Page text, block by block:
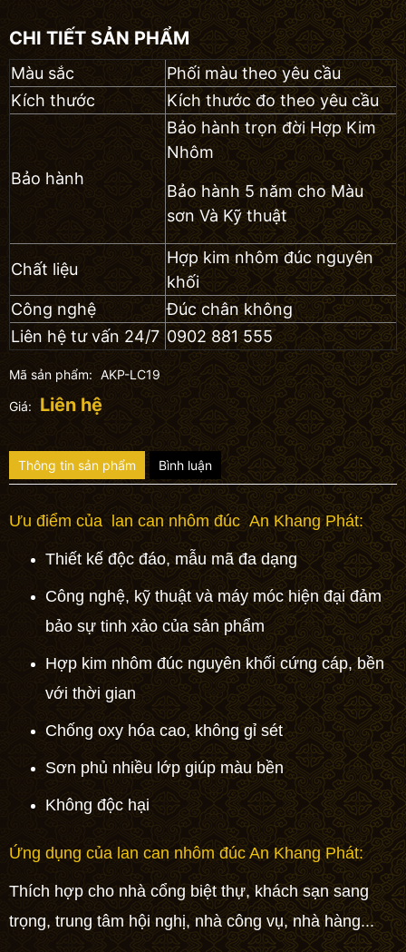
CHI TIẾT SẢN PHẨM
Màu sắc
Phối màu theo yêu cầu
Kích thước
Kích thước đo theo yêu cầu
Bảo hành
Bảo hành trọn đời Hợp Kim
Nhôm
Bảo hành 5 năm cho Màu
sơn Và Kỹ thuật
Chất liệu
Hợp kim nhôm đúc nguyên
khối
Công nghệ
Đúc chân không
Liên hệ tư vấn 24/7 0902 881 555
Mã sản phẩm: AKP-LC19
Giá: Liên hệ
Thông tin sản phẩm Bình luận
Ưu điểm của lan can nhôm đúc An Khang Phát:
Thiết kế độc đáo, mẫu mã đa dạng
Công nghệ, kỹ thuật và máy móc hiện đại đảm
bảo sự tinh xảo của sản phẩm
Hợp kim nhôm đúc nguyên khối cứng cáp, bền
với thời gian
Chống oxy hóa cao, không gỉ sét
Sơn phủ nhiều lớp giúp màu bền
Không độc hại
Ứng dụng của lan can nhôm đúc An Khang Phát:
Thích hợp cho nhà cổng biệt thự, khách sạn sang
trọng, trung tâm hội nghị, nhà công vụ, nhà hàng...